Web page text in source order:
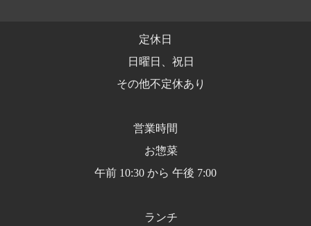
定休日
日曜日、祝日
その他不定休あり
営業時間
お惣菜
午前 10:30 から 午後 7:00
ランチ